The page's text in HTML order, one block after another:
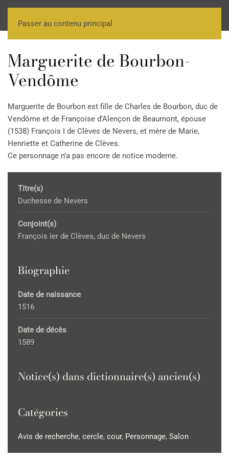
Passer au contenu principal
Marguerite de Bourbon-
Vendôme
Marguerite de Bourbon est fille de Charles de Bourbon, duc de
Vendôme et de Françoise d’Alençon de Beaumont, épouse
(1538) François I de Clèves de Nevers, et mère de Marie,
Henriette et Catherine de Clèves.
Ce personnage n’a pas encore de notice moderne.
Titre(s)
Duchesse de Nevers
Conjoint(s)
François Ier de Clèves, duc de Nevers
Biographie
Date de naissance
1516
Date de décès
1589
Notice(s) dans dictionnaire(s) ancien(s)
Catégories
Avis de recherche, cercle, cour, Personnage, Salon